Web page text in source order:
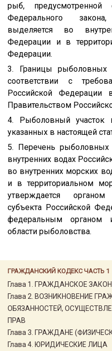
ГРАЖДАНСКИЙ КОДЕКС ЧАСТЬ 1
Глава 1. ГРАЖДАНСКОЕ
Глава 2. ВОЗНИКНОВЕНИЕ
ОБЯЗАННОСТЕЙ,
ПРАВ
Глава 3. ГРАЖДАНЕ
Глава 4. ЮРИДИЧЕСКИЕ ЛИЦА
рыб, предусмотренной
Федерального
выделяется во
Федерации и в
Федерации.
3. Границы рыболовных
соответствии с
Российской Федерации
Правительством
4. Рыболовный участок
указанных в настоящей
5. Перечень
внутренних водах
во внутренних морских
и в территориальном
утверждается
субъекта Российской
федеральным органом
области рыболовства.